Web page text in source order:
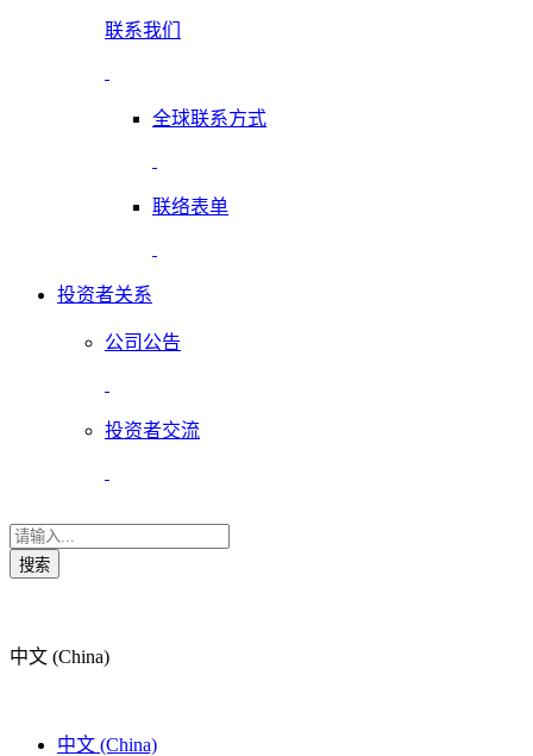
联系我们
全球联系方式
联络表单
投资者关系
公司公告
投资者交流
搜索
中文 (China)
中文 (China)